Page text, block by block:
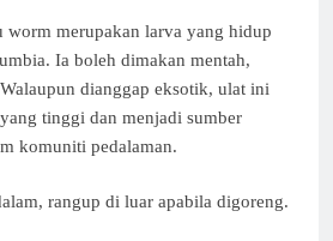
worm merupakan larva yang hidup
Ia boleh dimakan mentah,
dianggap eksotik, ulat ini
tinggi dan menjadi sumber
komuniti pedalaman.
rangup di luar apabila digoreng.